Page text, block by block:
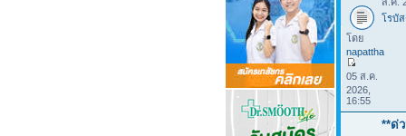
โรบั
โดย
napattha
05 ส.ค.
2026,
16:55
**ด่